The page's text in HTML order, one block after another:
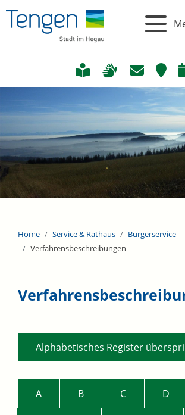
Home Service & Rathaus
Bürgerservice
Verfahrensbeschreibungen
Alphabetisches Register
A B C D